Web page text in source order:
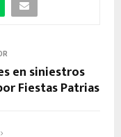
en siniestros
Fiestas Patrias